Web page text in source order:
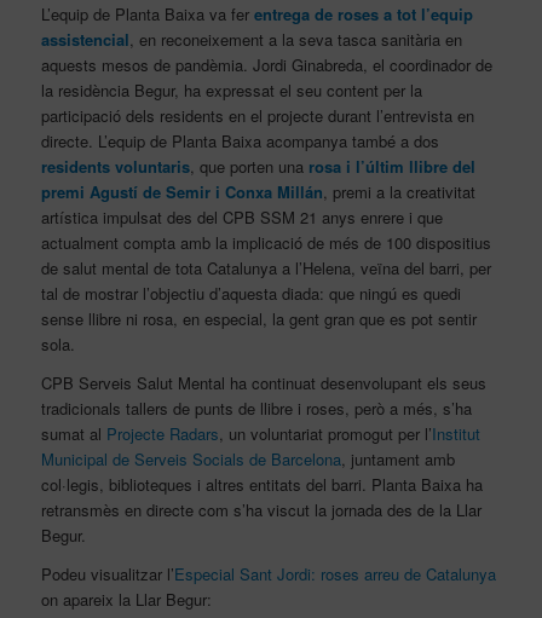
L’equip de Planta Baixa va fer entrega de roses a tot l’equip
assistencial , en reconeixement a la seva tasca sanitària en
aquests mesos de pandèmia. Jordi Ginabreda, el coordinador de
la residència Begur, ha expressat el seu content per la
participació dels residents en el projecte durant l’entrevista en
directe. L’equip de Planta Baixa acompanya també a dos
residents voluntaris, que porten una rosa i l’últim llibre del
premi Agustí de Semir i Conxa Millán , premi a la creativitat
artística impulsat des del CPB SSM 21 anys enrere i que
actualment compta amb la implicació de més de 100 dispositius
de salut mental de tota Catalunya a l’Helena, veïna del barri, per
tal de mostrar l’objectiu d’aquesta diada: que ningú es quedi
sense llibre ni rosa, en especial, la gent gran que es pot sentir
sola.
CPB Serveis Salut Mental ha continuat desenvolupant els seus
tradicionals tallers de punts de llibre i roses, però a més, s’ha
sumat al Projecte Radars, un voluntariat promogut per l’Institut
Municipal de Serveis Socials de Barcelona, juntament amb
col·legis, biblioteques i altres entitats del barri. Planta Baixa ha
retransmès en directe com s’ha viscut la jornada des de la Llar
Begur.
Podeu visualitzar l’Especial Sant Jordi: roses arreu de Catalunya
on apareix la Llar Begur: